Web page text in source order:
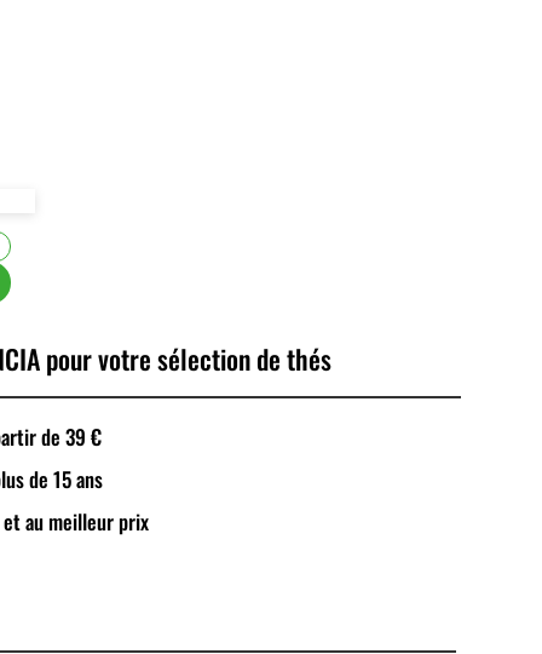
pour votre sélection de thés
de 39 €
de 15 ans
au meilleur prix